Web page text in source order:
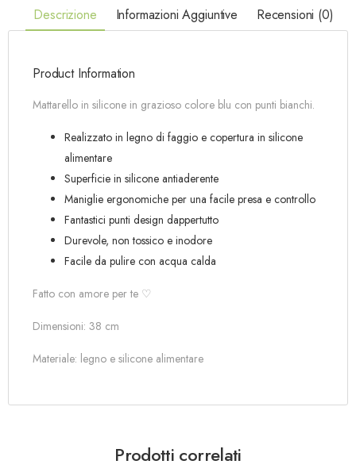
Descrizione Informazioni Aggiuntive Recensioni (0)
Product Information
Mattarello in silicone in grazioso colore blu con punti bianchi.
Realizzato in legno di faggio e copertura in silicone
alimentare
Superficie in silicone antiaderente
Maniglie ergonomiche per una facile presa e controllo
Fantastici punti design dappertutto
Durevole, non tossico e inodore
Facile da pulire con acqua calda
Fatto con amore per te ♡
Dimensioni: 38 cm
Materiale: legno e silicone alimentare
Prodotti correlati